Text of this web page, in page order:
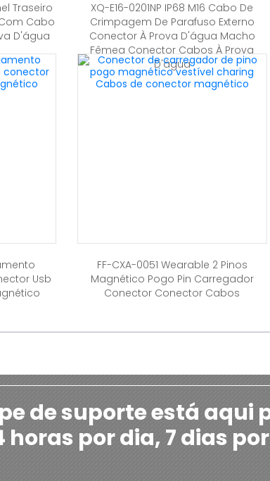
Traseiro
Cabo
D'água
XQ-E16-0201NP IP68 M16 Cabo De
Crimpagem De Parafuso Externo
Conector À Prova D'água Macho
Fêmea Conector Cabos À Prova
D'água
Usb
FF-CXA-0051 Wearable 2 Pinos
Magnético Pogo Pin Carregador
Conector Conector Cabos
de suporte está aqui
por dia, 7 dias por